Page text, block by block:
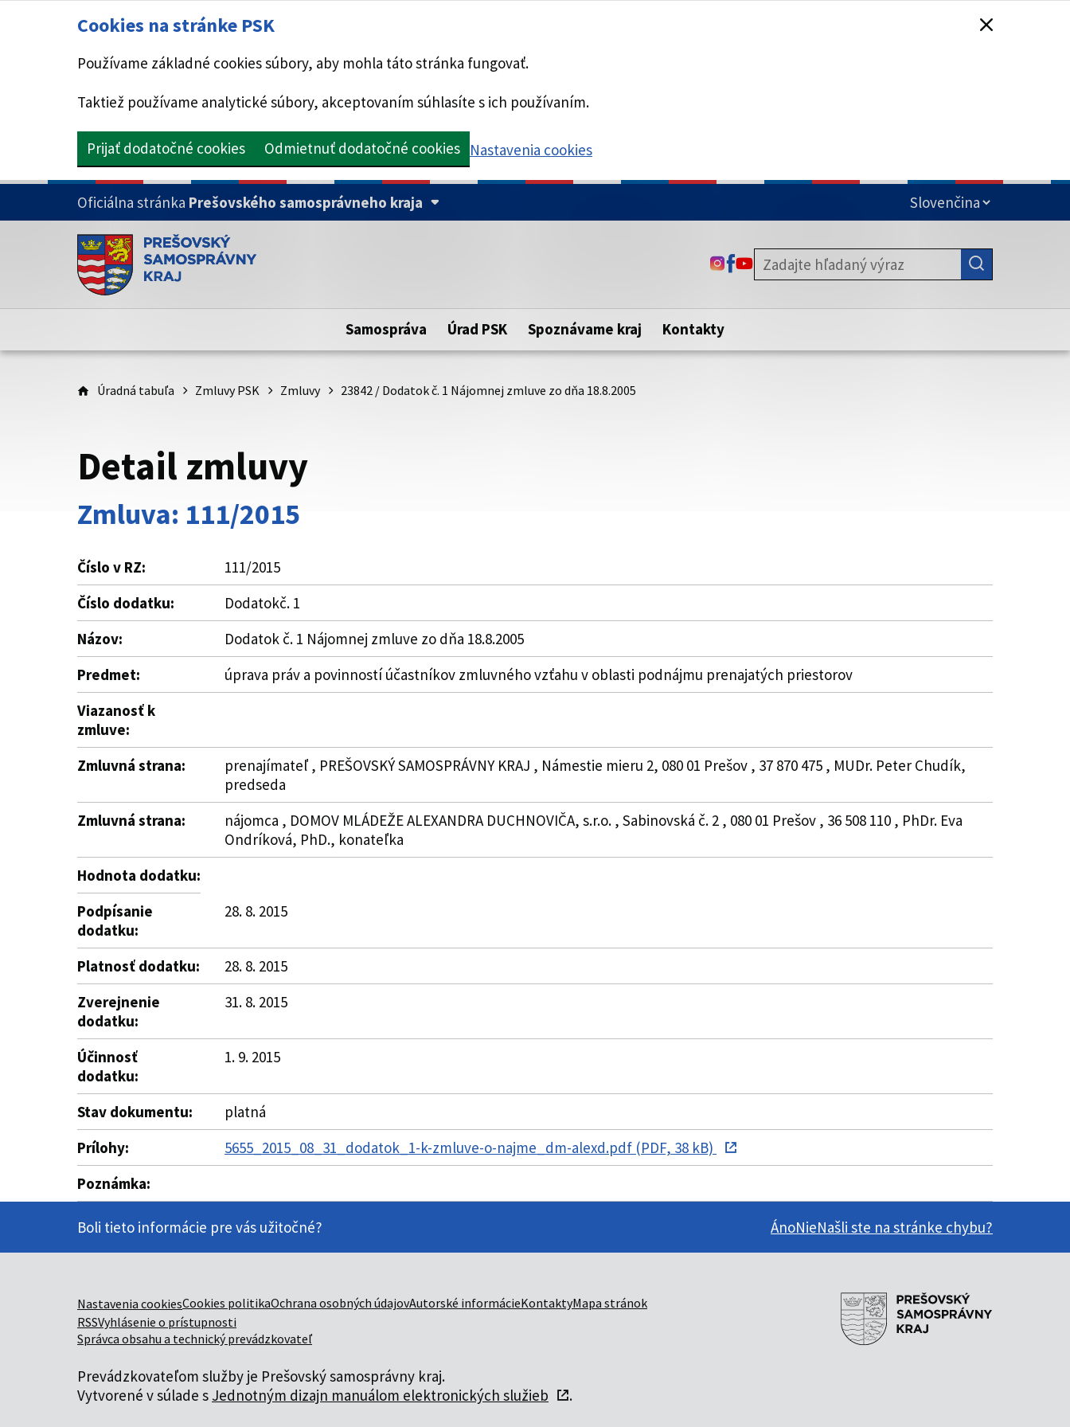
Cookies na stránke PSK
Používame základné cookies súbory, aby mohla táto stránka fungovať.
Taktiež používame analytické súbory, akceptovaním súhlasíte s ich používaním.
Prijať dodatočné cookies Odmietnuť dodatočné cookies Nastavenia cookies
PRESKOČIŤ NA HLAVNÝ OBSAH
Oficiálna stránka Prešovského samosprávneho kraja
Doména psk.sk je oficiálna
Toto je oficiálna webová stránka Prešovského samosprávneho kraja.
Táto stránka je zabezpečená
zabezpečenú webovú stránku. Zabezpečená stránka vždy začína
https:// pred názvom domény webového sídla.
ODKAZ SA OTVORÍ NA NOVEJ KARTE
ODKAZ SA OTVORÍ NA NOVEJ KARTE
ODKAZ SA OTVORÍ NA NOVEJ KARTE
Samospráva Úrad PSK Spoznávame kraj Kontakty
Úradná tabuľa Zmluvy PSK Zmluvy 23842 / Dodatok č. 1 Nájomnej zmluve zo dňa 18.8.2005
Detail zmluvy
Zmluva: 111/2015
Číslo v RZ:
111/2015
Číslo dodatku:
Dodatokč. 1
Názov:
Dodatok č. 1 Nájomnej zmluve zo dňa 18.8.2005
Predmet:
úprava práv a povinností účastníkov zmluvného vzťahu v oblasti podnájmu prenajatých priestorov
Viazanosť k
zmluve:
Zmluvná strana:
prenajímateľ , PREŠOVSKÝ SAMOSPRÁVNY KRAJ , Námestie mieru 2, 080 01 Prešov , 37 870 475 , MUDr. Peter Chudík,
predseda
Zmluvná strana:
nájomca , DOMOV MLÁDEŽE ALEXANDRA DUCHNOVIČA, s.r.o. , Sabinovská č. 2 , 080 01 Prešov , 36 508 110 , PhDr. Eva
Ondríková, PhD., konateľka
Hodnota dodatku:
Podpísanie
dodatku:
28. 8. 2015
Platnosť dodatku:
28. 8. 2015
Zverejnenie
dodatku:
31. 8. 2015
Účinnosť
dodatku:
1. 9. 2015
Stav dokumentu:
platná
Prílohy:
5655_2015_08_31_dodatok_1-k-zmluve-o-najme_dm-alexd.pdf (PDF, 38 kB)
Poznámka:
Boli tieto informácie pre vás užitočné? ÁnoNieNašli ste na stránke chybu?
Nastavenia cookiesCookies politikaOchrana osobných údajovAutorské informácieKontaktyMapa stránok
RSSVyhlásenie o prístupnosti
Správca obsahu a technický prevádzkovateľ
Prevádzkovateľom služby je Prešovský samosprávny kraj.
Vytvorené v súlade s Jednotným dizajn manuálom elektronických služieb .